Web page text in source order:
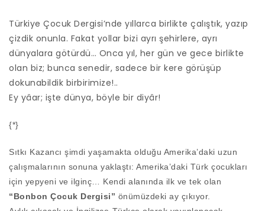
Türkiye Çocuk Dergisi’nde yıllarca birlikte çalıştık, yazıp
çizdik onunla. Fakat yollar bizi ayrı şehirlere, ayrı
dünyalara götürdü… Onca yıl, her gün ve gece birlikte
olan biz; bunca senedir, sadece bir kere görüşüp
dokunabildik birbirimize!..
Ey yâar; işte dünya, böyle bir diyâr!
{*}
Sıtkı Kazancı şimdi yaşamakta olduğu Amerika’daki uzun
çalışmalarının sonuna yaklaştı: Amerika’daki Türk çocukları
için yepyeni ve ilginç… Kendi alanında ilk ve tek olan
“Bonbon Çocuk Dergisi” önümüzdeki ay çıkıyor.